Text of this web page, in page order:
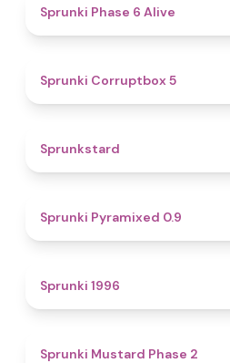
Sprunki Phase 6 Alive
Sprunki Corruptbox 5
Sprunkstard
Sprunki Pyramixed 0.9
Sprunki 1996
Sprunki Mustard Phase 2